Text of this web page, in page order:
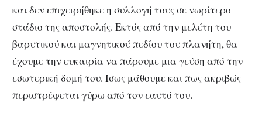
και δεν επιχειρήθηκε η συλλογή τους σε νωρίτερο
στάδιο της αποστολής. Εκτός από την μελέτη του
βαρυτικού και μαγνητικού πεδίου του πλανήτη, θα
έχουμε την ευκαιρία να πάρουμε μια γεύση από την
εσωτερική δομή του. Ίσως μάθουμε και πως ακριβώς
περιστρέφεται γύρω από τον εαυτό του.